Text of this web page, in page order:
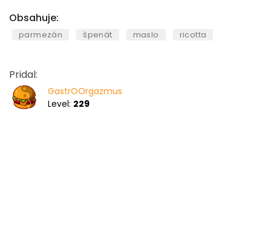
Obsahuje:
parmezán špenát maslo ricotta
Pridal:
GastrOOrgazmus
Level: 229